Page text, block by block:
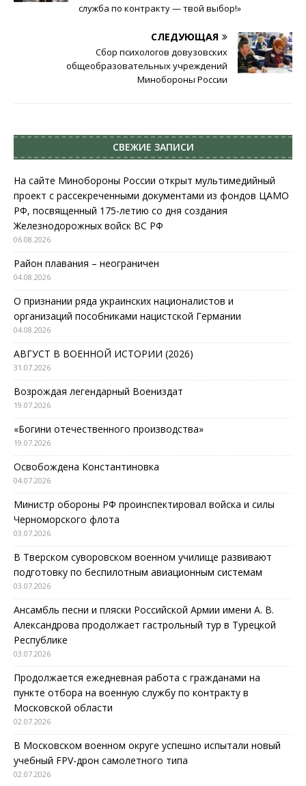
служба по контракту — твой выбор!»
СЛЕДУЮЩАЯ
Сбор психологов довузовских
общеобразовательных учреждений
Минобороны России
СВЕЖИЕ ЗАПИСИ
На сайте Минобороны России открыт мультимедийный
проект с рассекреченными документами из фондов ЦАМО
РФ, посвященный 175-летию со дня создания
Железнодорожных войск ВС РФ
06.08.2026
Район плавания – неограничен
04.08.2026
О признании ряда украинских националистов и
организаций пособниками нацистской Германии
04.08.2026
АВГУСТ В ВОЕННОЙ ИСТОРИИ (2026)
31.07.2026
Возрождая легендарный Воениздат
19.07.2026
«Богини отечественного производства»
19.07.2026
Освобождена Константиновка
04.07.2026
Министр обороны РФ проинспектировал войска и силы
Черноморского флота
03.07.2026
В Тверском суворовском военном училище развивают
подготовку по беспилотным авиационным системам
03.07.2026
Ансамбль песни и пляски Российской Армии имени А. В.
Александрова продолжает гастрольный тур в Турецкой
Республике
03.07.2026
Продолжается ежедневная работа с гражданами на
пункте отбора на военную службу по контракту в
Московской области
02.07.2026
В Московском военном округе успешно испытали новый
учебный FPV-дрон самолетного типа
02.07.2026